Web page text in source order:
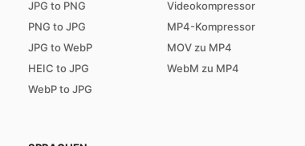
JPG to PNG
PNG to JPG
JPG to WebP
HEIC to JPG
WebP to JPG
Videokompressor
MP4-Kompressor
MOV zu MP4
WebM zu MP4